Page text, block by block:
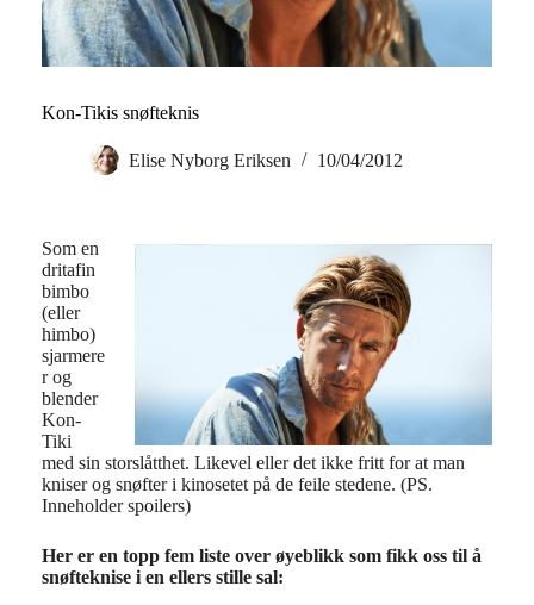
Kon-Tikis snøfteknis
Elise Nyborg Eriksen 10/04/2012
Som en
dritafin
bimbo
(eller
himbo)
sjarmere
r og
blender
Kon-
Tiki
med sin storslåtthet. Likevel eller det ikke fritt for at man
kniser og snøfter i kinosetet på de feile stedene. (PS.
Inneholder spoilers)
Her er en topp fem liste over øyeblikk som fikk oss til å
snøfteknise i en ellers stille sal: